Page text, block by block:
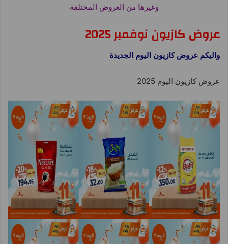
وغيرها من العروض المختلفة
عروض كازيون نوفمبر 2025
واليكم عروض كازيون اليوم الجديدة
عروض كازيون اليوم 2025